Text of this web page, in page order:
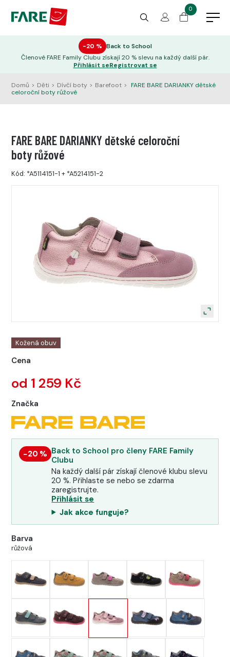
0
−20 % Back to School
Členové FARE Family Clubu získají 20 % slevu na každý další pár.
Přihlásit seRegistrovat se
Domů > Děti > Dívčí boty > Barefoot > FARE BARE DARIANKY dětské
celoroční boty růžové
FARE BARE DARIANKY dětské celoroční
boty růžové
Kód: *A5114151-1 + *A5214151-2
Kožená obuv
Cena
od 1 259 Kč
Značka
−20 % Back to School pro členy FARE Family
Clubu
Na každý další pár získají členové klubu slevu
20 %. Přihlaste se nebo se zdarma
zaregistrujte.
Přihlásit se
Jak akce funguje?
Barva
růžová